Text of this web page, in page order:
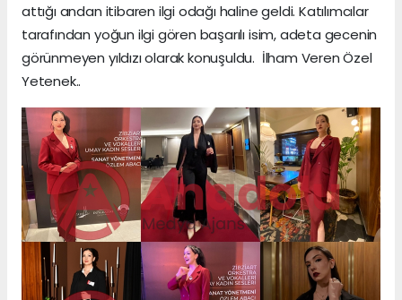
attığı andan itibaren ilgi odağı haline geldi. Katılımcılar
tarafından yoğun ilgi gören başarılı isim, adeta gecenin
görünmeyen yıldızı olarak konuşuldu. İlham Veren Özel
Yetenek..